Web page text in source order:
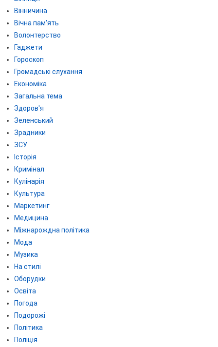
Вінничина
Вічна пам'ять
Волонтерство
Гаджети
Гороскоп
Громадські слухання
Економіка
Загальна тема
Здоров'я
Зеленський
Зрадники
ЗСУ
Історія
Кримінал
Кулінарія
Культура
Маркетинг
Медицина
Міжнарождна політика
Мода
Музика
На стилі
Оборудки
Освіта
Погода
Подорожі
Політика
Поліція